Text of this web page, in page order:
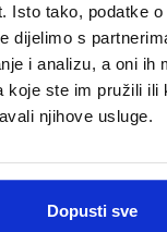
Isto tako, podatke
dijelimo s
i analizu, a oni ih
koje ste im pružili ili
njihove usluge.
Dopusti sve
Heffer Sedlar Blažetić
KNJIGA d.d. Registarski
CIJENA: 22,20